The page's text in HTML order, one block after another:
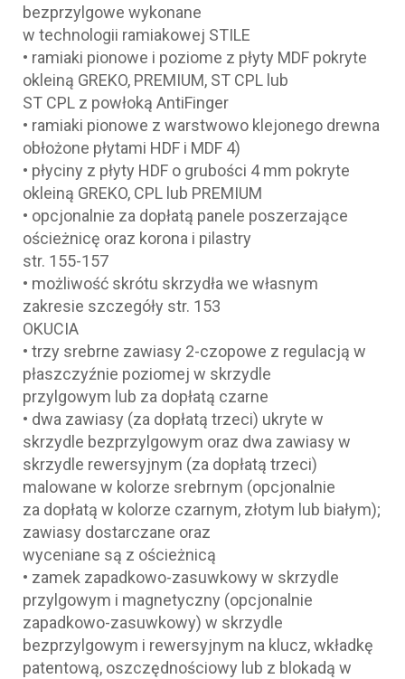
bezprzylgowe wykonane
w technologii ramiakowej STILE
• ramiaki pionowe i poziome z płyty MDF pokryte
okleiną GREKO, PREMIUM, ST CPL lub
ST CPL z powłoką AntiFinger
• ramiaki pionowe z warstwowo klejonego drewna
obłożone płytami HDF i MDF 4)
• płyciny z płyty HDF o grubości 4 mm pokryte
okleiną GREKO, CPL lub PREMIUM
• opcjonalnie za dopłatą panele poszerzające
ościeżnicę oraz korona i pilastry
str. 155-157
• możliwość skrótu skrzydła we własnym
zakresie szczegóły str. 153
OKUCIA
• trzy srebrne zawiasy 2-czopowe z regulacją w
płaszczyźnie poziomej w skrzydle
przylgowym lub za dopłatą czarne
• dwa zawiasy (za dopłatą trzeci) ukryte w
skrzydle bezprzylgowym oraz dwa zawiasy w
skrzydle rewersyjnym (za dopłatą trzeci)
malowane w kolorze srebrnym (opcjonalnie
za dopłatą w kolorze czarnym, złotym lub białym);
zawiasy dostarczane oraz
wyceniane są z ościeżnicą
• zamek zapadkowo-zasuwkowy w skrzydle
przylgowym i magnetyczny (opcjonalnie
zapadkowo-zasuwkowy) w skrzydle
bezprzylgowym i rewersyjnym na klucz, wkładkę
patentową, oszczędnościowy lub z blokadą w